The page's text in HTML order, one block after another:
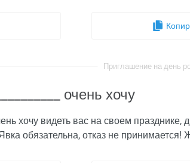
Приглашение на день
очень хочу
хочу видеть вас на своем празднике,
Явка обязательна, отказ не